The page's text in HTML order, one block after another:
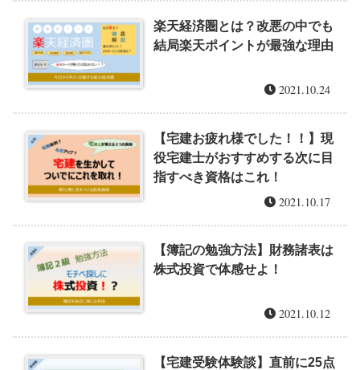
楽天経済圏とは？改悪の中でも
結局楽天ポイントが最強な理由
2021.10.24
【宅建お疲れ様でした！！】現
役宅建士がおすすめする次に目
指すべき資格はこれ！
2021.10.17
【簿記の勉強方法】財務諸表は
株式投資で体感せよ！
2021.10.12
【宅建受験体験談】直前に25点